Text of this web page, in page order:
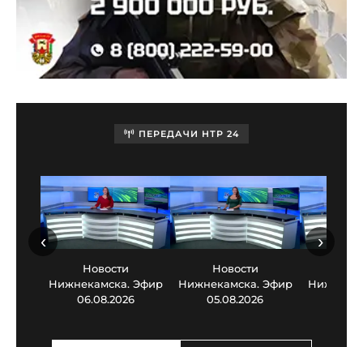
ПЕРЕДАЧИ НТР 24
Новости
Нижнекамска. Эфир
06.08.2026
Новости
Нижнекамска. Эфир
05.08.2026
‹ ›